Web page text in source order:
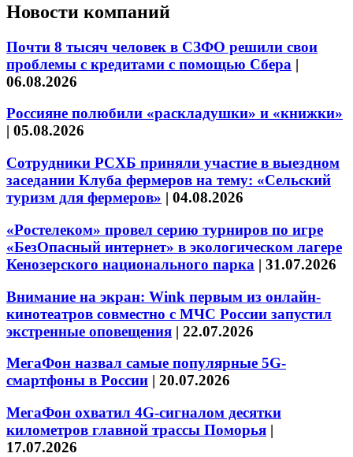
Новости компаний
Почти 8 тысяч человек в СЗФО решили свои
проблемы с кредитами с помощью Сбера |
06.08.2026
Россияне полюбили «раскладушки» и «книжки»
| 05.08.2026
Сотрудники РСХБ приняли участие в выездном
заседании Клуба фермеров на тему: «Сельский
туризм для фермеров» | 04.08.2026
«Ростелеком» провел серию турниров по игре
«БезОпасный интернет» в экологическом лагере
Кенозерского национального парка | 31.07.2026
Внимание на экран: Wink первым из онлайн-
кинотеатров совместно с МЧС России запустил
экстренные оповещения | 22.07.2026
МегаФон назвал самые популярные 5G-
смартфоны в России | 20.07.2026
МегаФон охватил 4G-сигналом десятки
километров главной трассы Поморья |
17.07.2026